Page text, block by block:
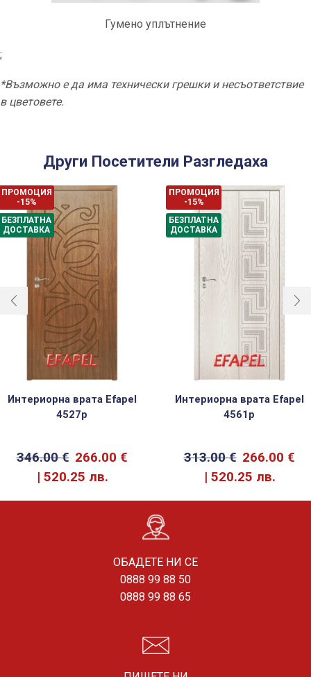
Гумено уплътнение
;
*Възможно е да има технически грешки и несъответствие
в цветовете.
Други Посетители Разгледаха
ПРОМОЦИЯ
-15%
БЕЗПЛАТНА
ДОСТАВКА
Интериорна врата Efapel
4527p
346.00€ 266.00 €
520.25 лв.
ПРОМОЦИЯ
-15%
БЕЗПЛАТНА
ДОСТАВКА
Интериорна врата Efapel
4561p
313.00€ 266.00 €
520.25 лв.
ОБАДЕТЕ НИ СЕ
0888 99 88 50
0888 99 88 65